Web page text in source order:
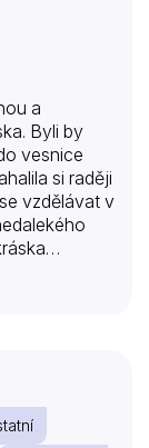
a
Byli by
vesnice
si raději
vzdělávat v
se do ní
Ale Artur byl
„Neštěstí“.